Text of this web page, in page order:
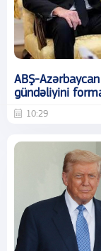
ABŞ-
gündəliyini
10:29